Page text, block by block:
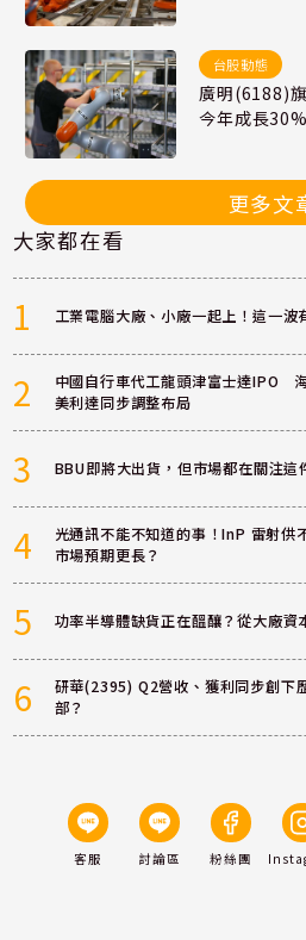
台股動態
廣明(6188)
今年成長
更多文
大家都在看
1 工業電腦大廠、小廠一起上！這一
2
中國自行車代工龍頭津富士達IPO
美利達同步調整布局
3 BBU即將大出貨，但市場都在關注這
4
光通訊不能不知道的事！InP 雷射供
市場預期更長？
5 功率半導體缺貨正在醞釀？從大廠資
6
研華(2395) Q2營收、獲利同步創下
部？
客服 討論區 粉絲團